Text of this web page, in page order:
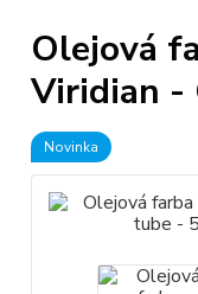
Olejová
Viridian -
Novinka